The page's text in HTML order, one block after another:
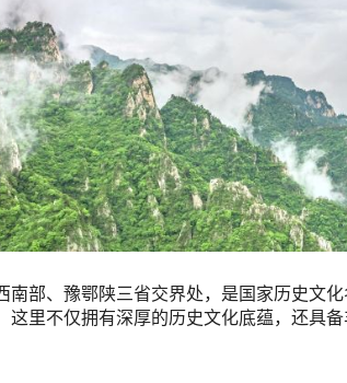
南部、豫鄂陕三省交界处，是国家历史文
这里不仅拥有深厚的历史文化底蕴，还具